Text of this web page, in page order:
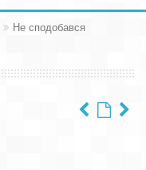
Не сподобався